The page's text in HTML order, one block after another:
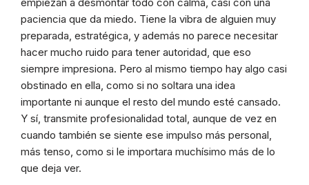
empiezan a desmontar todo con calma, casi con una
paciencia que da miedo. Tiene la vibra de alguien muy
preparada, estratégica, y además no parece necesitar
hacer mucho ruido para tener autoridad, que eso
siempre impresiona. Pero al mismo tiempo hay algo casi
obstinado en ella, como si no soltara una idea
importante ni aunque el resto del mundo esté cansado.
Y sí, transmite profesionalidad total, aunque de vez en
cuando también se siente ese impulso más personal,
más tenso, como si le importara muchísimo más de lo
que deja ver.